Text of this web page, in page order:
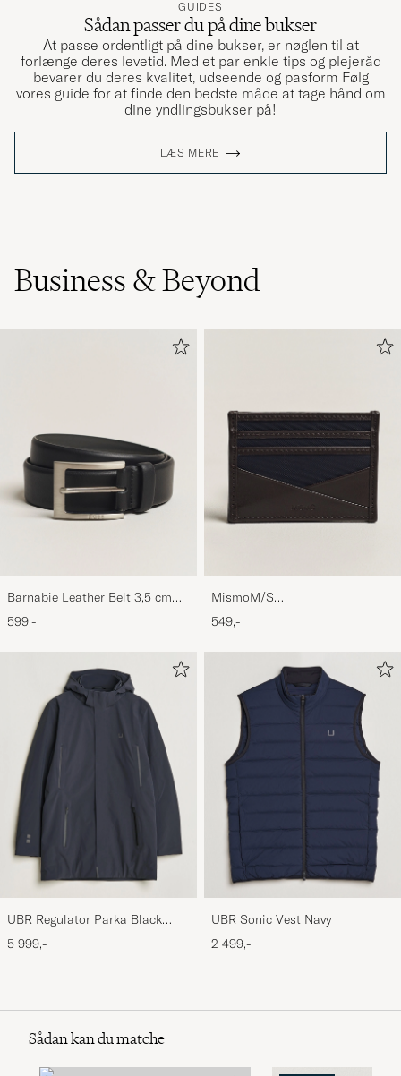
GUIDES
Sådan passer du på dine bukser
At passe ordentligt på dine bukser, er nøglen til at
forlænge deres levetid. Med et par enkle tips og plejeråd
bevarer du deres kvalitet, udseende og pasform Følg
vores guide for at finde den bedste måde at tage hånd om
dine yndlingsbukser på!
LÆS MERE
Business & Beyond
Barnabie Leather Belt 3,5 cm
Black
599,-
MismoM/S
CardholderNavy/Dark Brown
549,-
UBR Regulator Parka Black
Storm
5 999,-
UBR Sonic Vest Navy
2 499,-
Sådan kan du matche